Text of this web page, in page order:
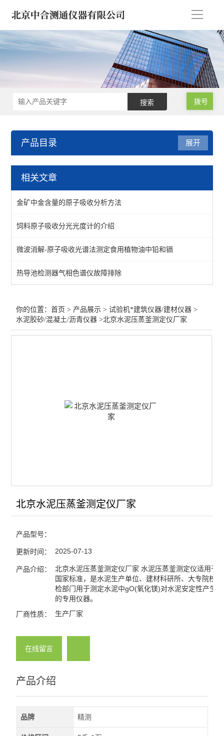
导
拨号
产品目录
试验机*建筑仪器/建材仪器
胶合板/木板静曲强度试验
展开
相关文章
金矿中金含量的原子吸收分析方法
饲料原子吸收分光光度计的介绍
微波消解-原子吸收光谱法测定食用植物油中铅和镉
热导池检测器气相色谱仪故障排除
你的位置：首页 > 产品展示 >试验机*建筑仪器/建材仪器 >
水泥胶砂/混凝土/沥青仪器 >北京水泥压蒸釜测定仪厂家
北京水泥压蒸釜测定仪厂家
产品型号：
更新时间： 2025-07-13
产品介绍：
北京水泥压蒸釜测定仪厂家 水泥压蒸釜测定仪适用于
国家标准，是水泥生产单位、建材科研所、大专院校
检部门用于测定水泥中gO(氧化镁)对水泥安定性产生
的专用仪器。
厂商性质： 生产厂家
在线留言
产品介绍
品牌 精测